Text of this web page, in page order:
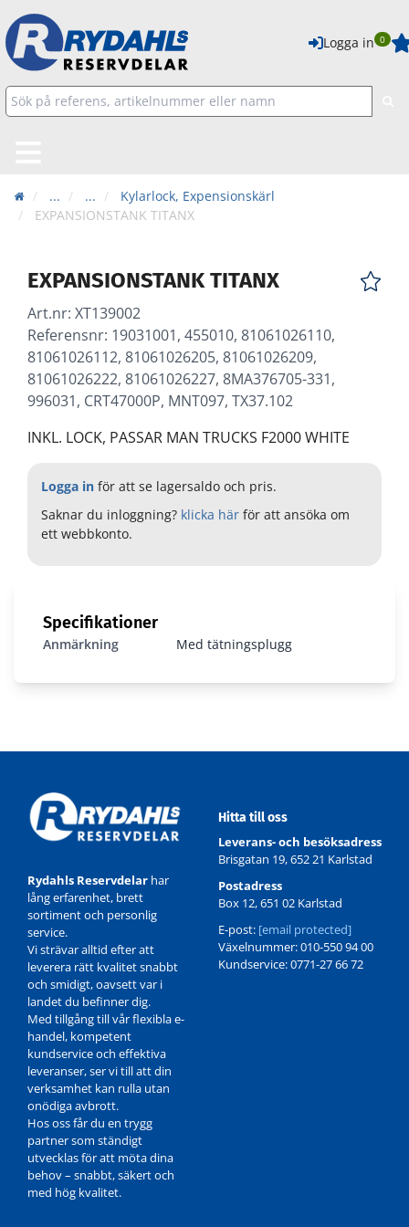
Logga in 0
... ...
Kylarlock, Expensionskärl
EXPANSIONSTANK TITANX
EXPANSIONSTANK TITANX
Art.nr: XT139002
Referensnr: 19031001, 455010, 81061026110,
81061026112, 81061026205, 81061026209,
81061026222, 81061026227, 8MA376705-331,
996031, CRT47000P, MNT097, TX37.102
INKL. LOCK, PASSAR MAN TRUCKS F2000 WHITE
Logga in för att se lagersaldo och pris.
Saknar du inloggning? klicka här för att ansöka om
ett webbkonto.
Specifikationer
Anmärkning Med tätningsplugg
Rydahls Reservdelar har
lång erfarenhet, brett
sortiment och personlig
service.
Vi strävar alltid efter att
leverera rätt kvalitet snabbt
och smidigt, oavsett var i
landet du befinner dig.
Med tillgång till vår flexibla e-
handel, kompetent
kundservice och effektiva
leveranser, ser vi till att din
verksamhet kan rulla utan
onödiga avbrott.
Hos oss får du en trygg
partner som ständigt
utvecklas för att möta dina
behov – snabbt, säkert och
med hög kvalitet.
Hitta till oss
Leverans- och besöksadress
Brisgatan 19, 652 21 Karlstad
Postadress
Box 12, 651 02 Karlstad
E-post: [email protected]
Växelnummer: 010-550 94 00
Kundservice: 0771-27 66 72